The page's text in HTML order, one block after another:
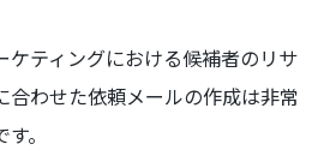
ケティングにおける候補者のリサ
合わせた依頼メールの作成は非常
。